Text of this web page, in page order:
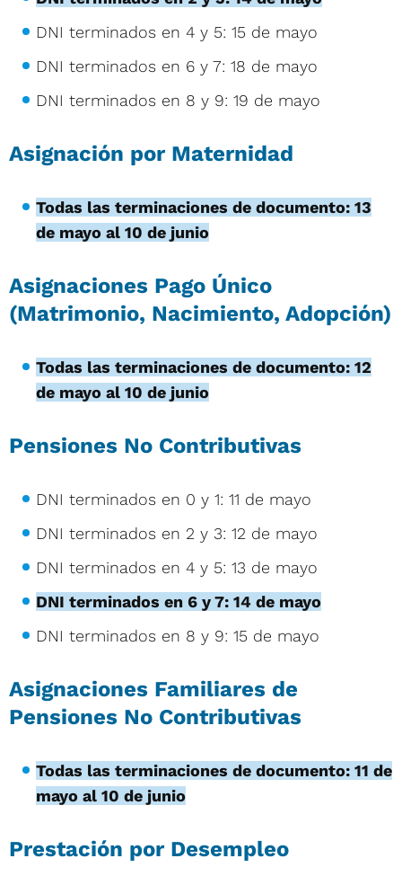
DNI terminados en 4 y 5: 15 de mayo
DNI terminados en 6 y 7: 18 de mayo
DNI terminados en 8 y 9: 19 de mayo
Asignación por Maternidad
Todas las terminaciones de documento: 13
de mayo al 10 de junio
Asignaciones Pago Único
(Matrimonio, Nacimiento, Adopción)
Todas las terminaciones de documento: 12
de mayo al 10 de junio
Pensiones No Contributivas
DNI terminados en 0 y 1: 11 de mayo
DNI terminados en 2 y 3: 12 de mayo
DNI terminados en 4 y 5: 13 de mayo
DNI terminados en 6 y 7: 14 de mayo
DNI terminados en 8 y 9: 15 de mayo
Asignaciones Familiares de
Pensiones No Contributivas
Todas las terminaciones de documento: 11 de
mayo al 10 de junio
Prestación por Desempleo